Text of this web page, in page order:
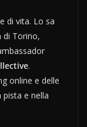
di vita. Lo sa
di Torino,
.
online e delle
pista e nella